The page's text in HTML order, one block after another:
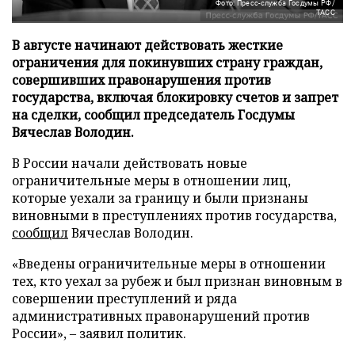
Фото: Пресс-служба Госдумы РФ/
ТАСС
В августе начинают действовать жесткие
ограничения для покинувших страну граждан,
совершивших правонарушения против
государства, включая блокировку счетов и запрет
на сделки, сообщил председатель Госдумы
Вячеслав Володин.
В России начали действовать новые
ограничительные меры в отношении лиц,
которые уехали за границу и были признаны
виновными в преступлениях против государства,
сообщилВячеслав Володин.
«Введены ограничительные меры в отношении
тех, кто уехал за рубеж и был признан виновным в
совершении преступлений и ряда
административных правонарушений против
России», – заявил политик.